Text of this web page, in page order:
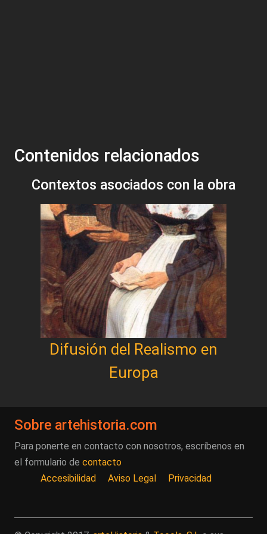
Contenidos relacionados
Contextos asociados con la obra
Difusión del Realismo en
Europa
Sobre artehistoria.com
Para ponerte en contacto con nosotros, escríbenos en
el formulario de contacto
Accesibilidad
Aviso Legal Privacidad